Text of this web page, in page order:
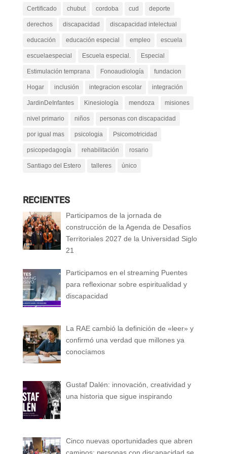
Certificado chubut cordoba cud deporte
derechos discapacidad discapacidad intelectual
educación educación especial empleo escuela
escuelaespecial Escuela especial. Especial
Estimulación temprana Fonoaudiología fundacion
Hogar inclusión integracion escolar integración
JardinDeInfantes Kinesiología mendoza misiones
nivel primario niños personas con discapacidad
por igual mas psicologia Psicomotricidad
psicopedagogía rehabilitación rosario
Santiago del Estero talleres único
RECIENTES
Participamos de la jornada de
construcción de la Agenda de Desafíos
Territoriales 2027 de la Universidad Siglo
21
Participamos en el streaming Puentes
para reflexionar sobre espiritualidad y
discapacidad
La RAE cambió la definición de «leer» y
confirmó una verdad que millones ya
conocíamos
Gustaf Dalén: innovación, creatividad y
una historia que sigue inspirando
Cinco nuevas oportunidades que abren